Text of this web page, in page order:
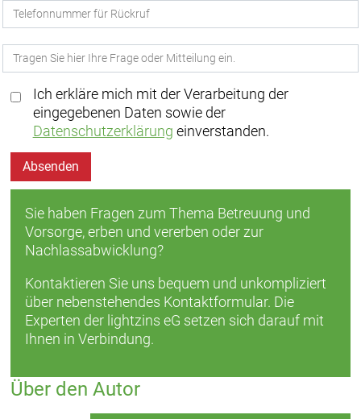
Ich erkläre mich mit der Verarbeitung der
eingegebenen Daten sowie der
Datenschutzerklärung einverstanden.
Absenden
Sie haben Fragen zum Thema Betreuung und
Vorsorge, erben und vererben oder zur
Nachlassabwicklung?
Kontaktieren Sie uns bequem und unkompliziert
über nebenstehendes Kontaktformular. Die
Experten der lightzins eG setzen sich darauf mit
Ihnen in Verbindung.
Über den Autor